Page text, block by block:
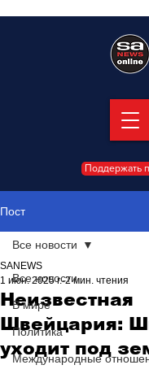
Поддержать
Пост
Все новости
В мире
Политика
Международные
Все новости
Неизвестная
Швейцария:
уходит под
SANEWS
1 июн. 2025 г. 2 мин. чтения